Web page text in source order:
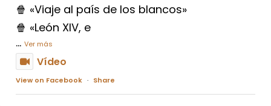
🍿 «Viaje al país de los blancos»
🍿 «León XIV, e
... Ver más
Vídeo
View on Facebook · Share